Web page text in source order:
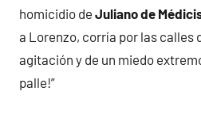
homicidio de Juliano de
a Lorenzo, corría por las calles
agitación y de un miedo
palle!”